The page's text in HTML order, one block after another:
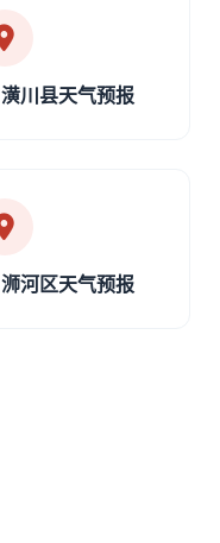
潢川县天气预报
浉河区天气预报